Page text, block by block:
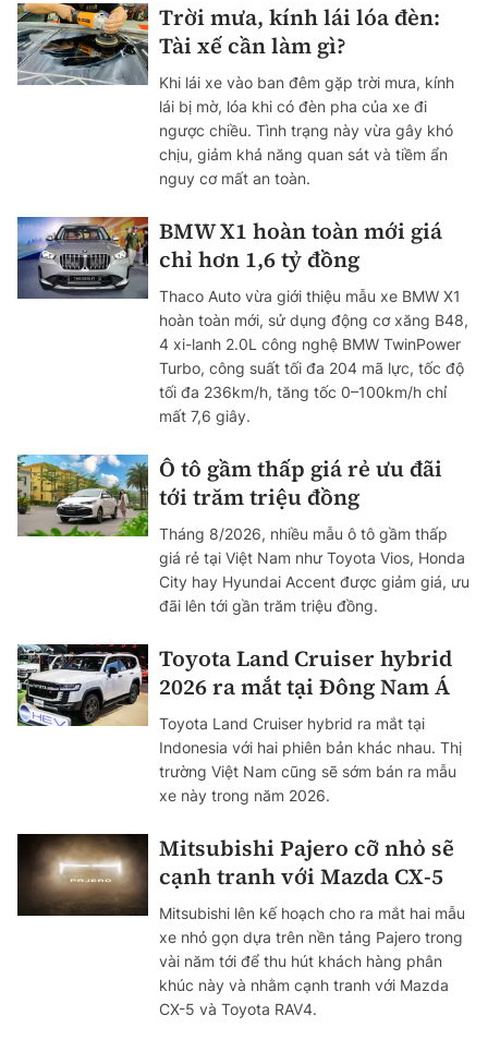
Trời mưa, kính lái lóa đèn:
Tài xế cần làm gì?
Khi lái xe vào ban đêm gặp trời mưa, kính
lái bị mờ, lóa khi có đèn pha của xe đi
ngược chiều. Tình trạng này vừa gây khó
chịu, giảm khả năng quan sát và tiềm ẩn
nguy cơ mất an toàn.
BMW X1 hoàn toàn mới giá
chỉ hơn 1,6 tỷ đồng
Thaco Auto vừa giới thiệu mẫu xe BMW X1
hoàn toàn mới, sử dụng động cơ xăng B48,
4 xi-lanh 2.0L công nghệ BMW TwinPower
Turbo, công suất tối đa 204 mã lực, tốc độ
tối đa 236km/h, tăng tốc 0–100km/h chỉ
mất 7,6 giây.
Ô tô gầm thấp giá rẻ ưu đãi
tới trăm triệu đồng
Tháng 8/2026, nhiều mẫu ô tô gầm thấp
giá rẻ tại Việt Nam như Toyota Vios, Honda
City hay Hyundai Accent được giảm giá, ưu
đãi lên tới gần trăm triệu đồng.
Toyota Land Cruiser hybrid
2026 ra mắt tại Đông Nam Á
Toyota Land Cruiser hybrid ra mắt tại
Indonesia với hai phiên bản khác nhau. Thị
trường Việt Nam cũng sẽ sớm bán ra mẫu
xe này trong năm 2026.
Mitsubishi Pajero cỡ nhỏ sẽ
cạnh tranh với Mazda CX-5
Mitsubishi lên kế hoạch cho ra mắt hai mẫu
xe nhỏ gọn dựa trên nền tảng Pajero trong
vài năm tới để thu hút khách hàng phân
khúc này và nhằm cạnh tranh với Mazda
CX-5 và Toyota RAV4.